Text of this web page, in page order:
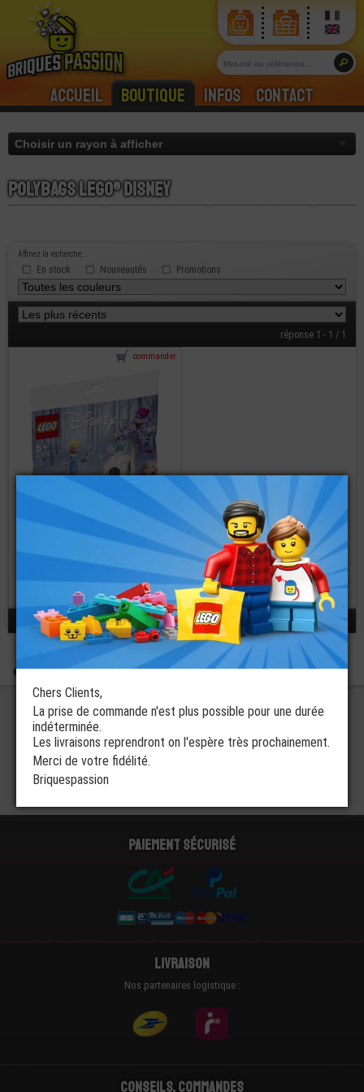
Accueil Boutique Infos Contact
Polybags lego® disney
Affinez la recherche...
En stock Nouveautés Promotions
réponse 1 - 1 / 1
LEGO® Polybag
Disney Princesse
10,00 €
commander
réponse 1 - 1 / 1
Boutique Polybags LEGO® Polybags LEGO® Disney
Paiement sécurisé
Livraison
Nos partenaires logistique :
Conseils, Commandes
Chers Clients,
La prise de commande n'est plus possible pour une durée
indéterminée.
Les livraisons reprendront on l'espère très prochainement.
Merci de votre fidélité.
Briquespassion